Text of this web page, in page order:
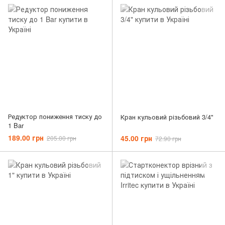
Редуктор пониження тиску до
1 Bar
189.00 грн 205.00 грн
Кран кульовий різьбовий 3/4"
45.00 грн 72.90 грн